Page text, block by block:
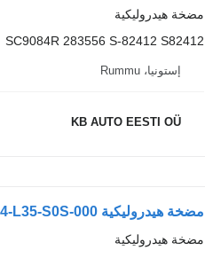
مضخة هيدروليكية
SC9084R 283556 S-82412 S82412
إستونيا، Rummu
KB AUTO EESTI OÜ
مضخة هيدروليكية Sunfab HYDRAULIC PUMP SAPT130L-N-DL4-L35-S0S-000 لـ الشاحنات
مضخة هيدروليكية